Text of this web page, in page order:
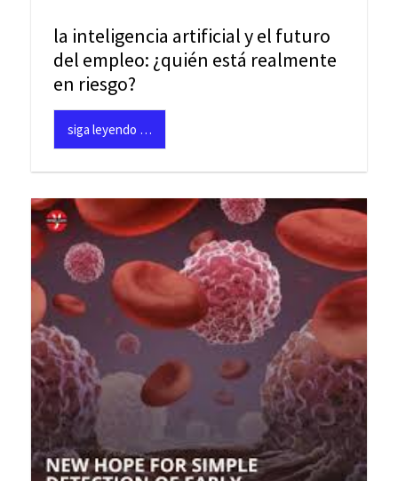
la inteligencia artificial y el futuro
del empleo: ¿quién está realmente
en riesgo?
siga leyendo …